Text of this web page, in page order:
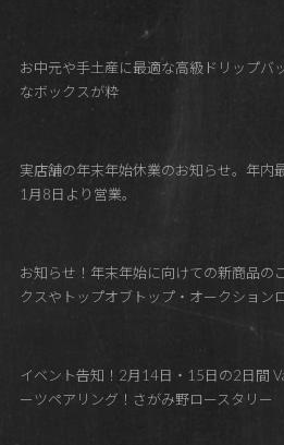
お中元や手土産に最適な高級ドリップバ
なボックスが粋
実店舗の年末年始休業のお知らせ。年内
1月8日より営業。
お知らせ！年末年始に向けての新商品の
クスやトップオブトップ・オークション
イベント告知！2月14日・15日の2日間
ーツペアリング！さがみ野ロースタリー